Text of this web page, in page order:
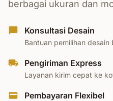
berbagai ukuran dan
Konsultasi Desain
Bantuan pemilihan
Pengiriman Express
Layanan kirim cepat ke
Pembayaran Flexibel